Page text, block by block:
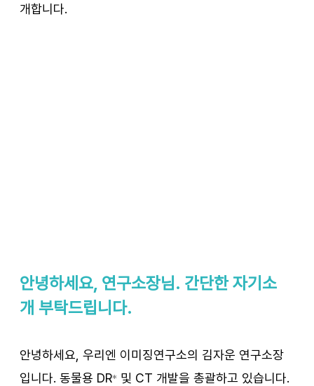
개합니다.
안녕하세요, 연구소장님. 간단한 자기소
개 부탁드립니다.
안녕하세요, 우리엔 이미징연구소의 김자운 연구소장
입니다. 동물용 DR* 및 CT 개발을 총괄하고 있습니다.